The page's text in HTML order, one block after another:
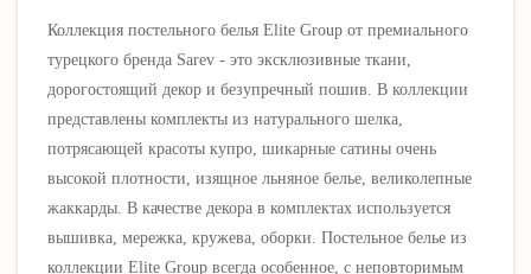
Коллекция постельного белья Elite Group от премиального
турецкого бренда Sarev - это эксклюзивные ткани,
дорогостоящий декор и безупречный пошив. В коллекции
представлены комплекты из натурального шелка,
потрясающей красоты купро, шикарные сатины очень
высокой плотности, изящное льняное белье, великолепные
жаккарды. В качестве декора в комплектах используется
вышивка, мережка, кружева, оборки. Постельное белье из
коллекции Elite Group всегда особенное, с неповторимым